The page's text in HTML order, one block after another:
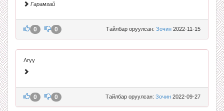
Гарамгай
Тайлбар оруулсан: Зочин 2022-11-15
0 0
Агуу
Тайлбар оруулсан: Зочин 2022-09-27
0 0